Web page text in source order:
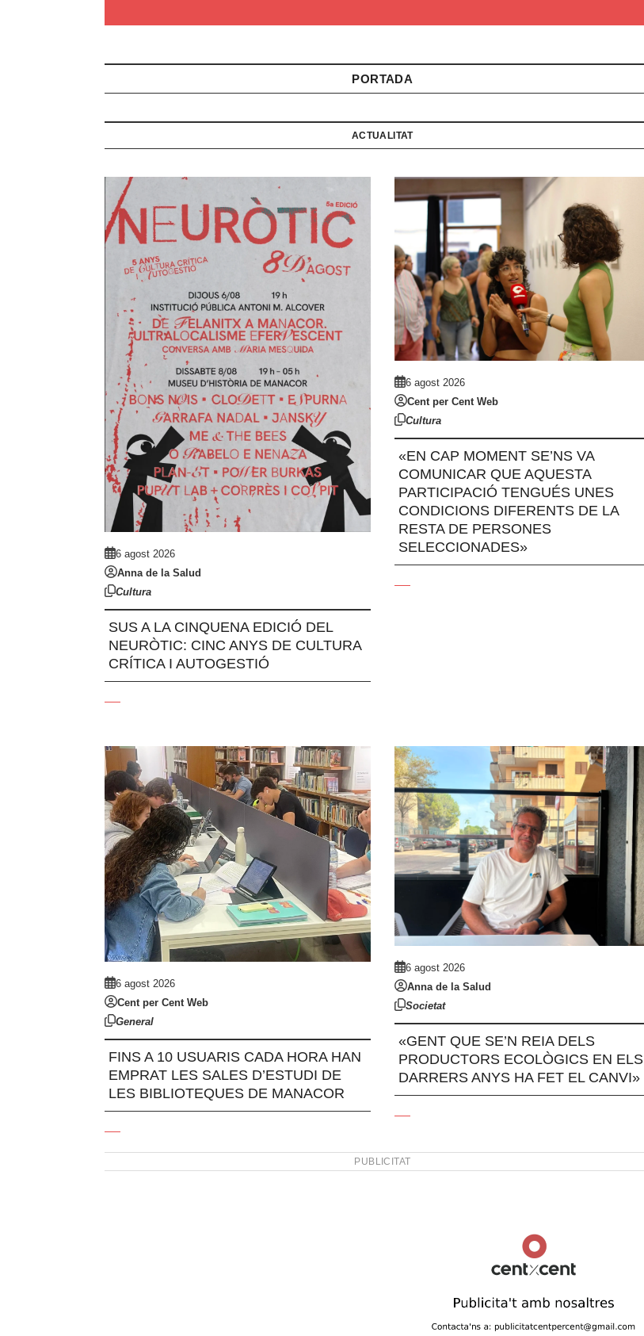
PORTADA
ACTUALITAT
6 agost 2026
Anna de la Salud
Cultura
SUS A LA CINQUENA EDICIÓ DEL
NEURÒTIC: CINC ANYS DE CULTURA
CRÍTICA I AUTOGESTIÓ
6 agost 2026
Cent per Cent Web
Cultura
«EN CAP MOMENT SE’NS VA
COMUNICAR QUE AQUESTA
PARTICIPACIÓ TENGUÉS UNES
CONDICIONS DIFERENTS DE LA
RESTA DE PERSONES
SELECCIONADES»
6 agost 2026
Cent per Cent Web
General
FINS A 10 USUARIS CADA HORA HAN
EMPRAT LES SALES D’ESTUDI DE
LES BIBLIOTEQUES DE MANACOR
6 agost 2026
Anna de la Salud
Societat
«GENT QUE SE’N REIA DELS
PRODUCTORS ECOLÒGICS EN ELS
DARRERS ANYS HA FET EL CANVI»
PUBLICITAT